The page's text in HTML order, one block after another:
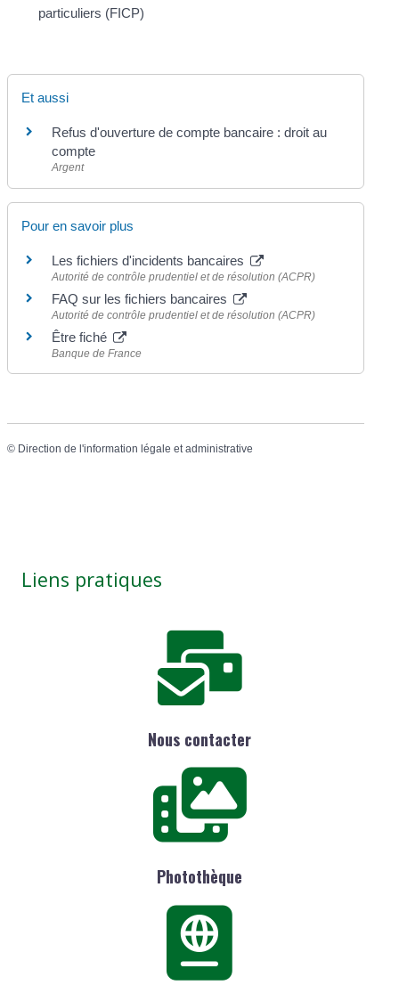
particuliers (FICP)
Et aussi
Refus d'ouverture de compte bancaire : droit au
compte
Argent
Pour en savoir plus
Les fichiers d'incidents bancaires
Autorité de contrôle prudentiel et de résolution (ACPR)
FAQ sur les fichiers bancaires
Autorité de contrôle prudentiel et de résolution (ACPR)
Être fiché
Banque de France
© Direction de l'information légale et administrative
Liens pratiques
Nous contacter
Photothèque